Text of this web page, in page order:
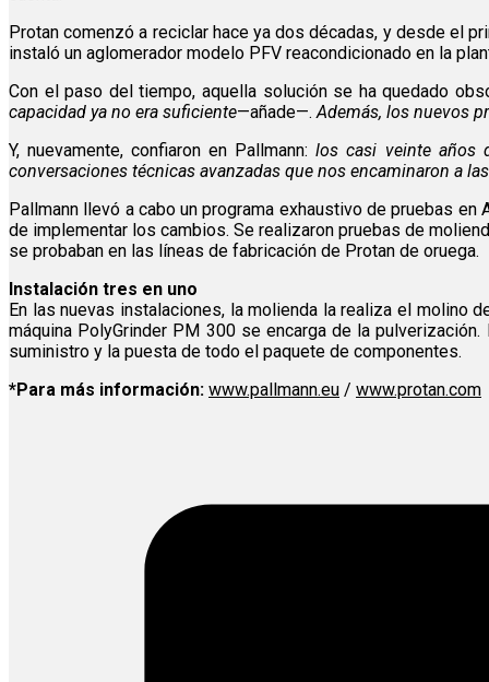
Protan comenzó a reciclar hace ya dos décadas, y desde el
instaló un aglomerador modelo PFV reacondicionado en la
Con el paso del tiempo, aquella solución se ha quedado
capacidad ya no era suficiente—añade—. Además, los nuevos
Y, nuevamente, confiaron en Pallmann:los casi veinte años
conversaciones técnicas avanzadas que nos encaminaron a
Pallmann llevó a cabo un programa exhaustivo de pruebas
de implementar los cambios. Se realizaron pruebas de
se probaban en las líneas de fabricación de Protan de oruega.
Instalación tres en uno
En las nuevas instalaciones, la molienda la realiza el molino
máquina PolyGrinder PM 300 se encarga de la
suministro y la puesta de todo el paquete de componentes.
*Para más información: www.pallmann.eu / www.protan.com